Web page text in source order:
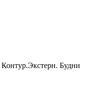
Будни